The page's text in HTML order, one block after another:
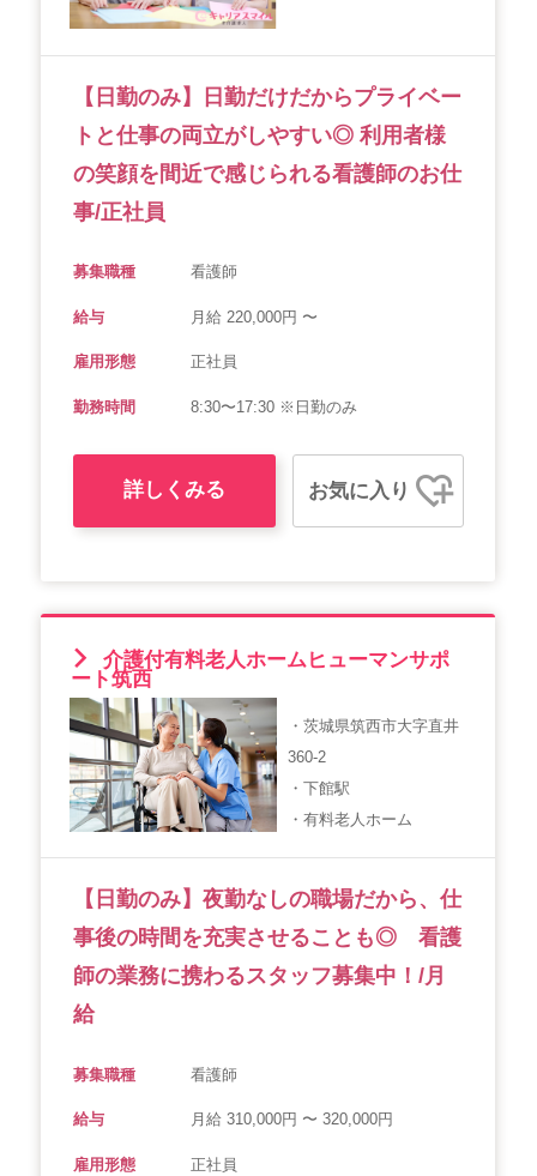
【日勤のみ】日勤だけだからプライベー
トと仕事の両立がしやすい◎ 利用者様
の笑顔を間近で感じられる看護師のお仕
事/正社員
募集職種 看護師
給与 月給 220,000円 〜
雇用形態 正社員
勤務時間 8:30〜17:30 ※日勤のみ
詳しくみる お気に入り
介護付有料老人ホームヒューマンサポ
ート筑西
・茨城県筑西市大字直井
360-2
・下館駅
・有料老人ホーム
【日勤のみ】夜勤なしの職場だから、仕
事後の時間を充実させることも◎ 看護
師の業務に携わるスタッフ募集中！/月
給
募集職種 看護師
給与 月給 310,000円 〜 320,000円
雇用形態 正社員